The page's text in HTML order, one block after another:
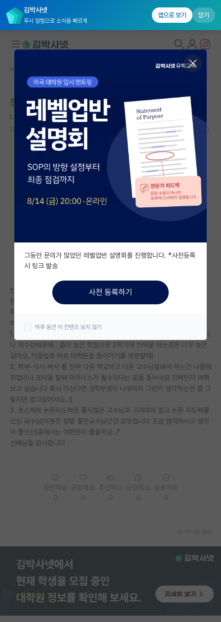
김박사넷
푸시 알림으로 소식을 빠르게
앱으로 보기 닫기
대학원생 모집
국내대학원 정보
연구실&오픈랩
커뮤니티
커뮤니티 홈
전체글보기
베스트 게시판
자유 게시판(아무개랩)
미국 유학 게시판
미국 대학원 합격 후기 게시판
대학원생 모집 게시판
연구실(PI) 홍보 게시판
석박사 채용 정보 게시판
임용 정보 게시판
학부 인턴 게시판
취업 게시판
임용 후기 게시판
학술 정보 게시판
홍보 게시판
커리어
유학교육
커뮤니티 홈
전자 대학원 질문?
Luis Walter Alvarez
2019.05.28 2 4080
안녕하세요 질문이 있는 학부생나부랭이( 4학년1학기재학)입니다
현재 지거국 비슷한 대학 학교를 다니고 있습니다.
학점은 4.03으로 높지는 않습니다
여러곳에 컨택을 해봣는데요 좀 힘들어져서질문합니다
1. 지금 4.03인데 이번학기가 지나면학점이 조금 더 높아질수 있을거같습니
다 재수강때문에.. 좀더 높은 학점으로 2학기에 컨택을 하는것은 너무 늦은
걸까요..?(졸업후 바로 대학원을 들어가기를 희망할때)
2. 학부-석사-박사 를 전부 다른 학교이고 다른 교수님밑에서 하는건 나중에
취업이나 포닥을 할때 마이너스가 될수잇다는 말을 들어서요 진짜인지 여쭤
보고 싶습니다 혹시 아신다면..!(학부생이 나무미리 그런거 생각하는건 좀 그
렇지만 알고싶어서요..!)
3. 포스텍의 논문지도력은 좋지않은 교수님과 고려대의 젊고 논문 지도력좋
으신 교수님(이분은 정말 좋은교수님인것 같앗습니다 조금 엄격하시고 생각
이 좋으신)중에서는 어떤분이 좋을까요..?
선배님들 감사합니다
그동안 문의가 많았던 레벨업반 설명회를 진행합니다. *사전등록
시 링크 발송
사전 등록하기
하루 동안 이 컨텐츠 보지 않기